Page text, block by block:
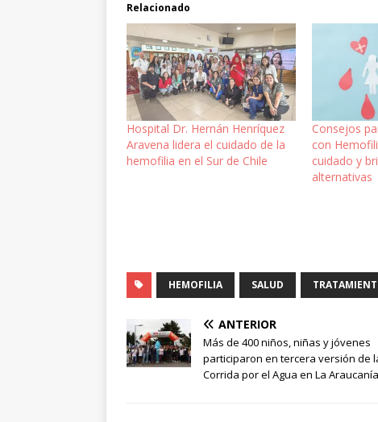
Relacionado
Hospital Dr. Hernán Henríquez
Aravena lidera el cuidado de la
hemofilia en el Sur de Chile
Consejos
con
cuidado y
alternativas
HEMOFILIA SALUD
ANTERIOR
Más de 400 niños, niñas y jóvenes
participaron en tercera versión de
Corrida por el Agua en La Araucanía